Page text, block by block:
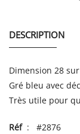
DESCRIPTION
Dimension 28
Gré bleu avec
Très utile pour
Réf: #2876